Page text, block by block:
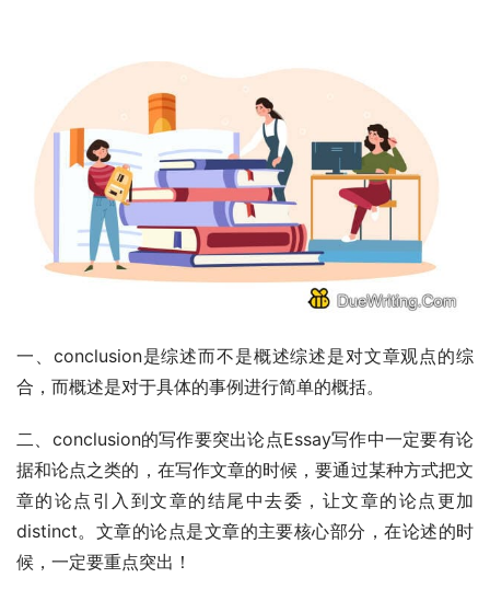
一、conclusion是综述而不是概述综述是对文章观点的综
合，而概述是对于具体的事例进行简单的概括。
二、conclusion的写作要突出论点Essay写作中一定要有论
据和论点之类的，在写作文章的时候，要通过某种方式把文
章的论点引入到文章的结尾中去委，让文章的论点更加
distinct。文章的论点是文章的主要核心部分，在论述的时
候，一定要重点突出！